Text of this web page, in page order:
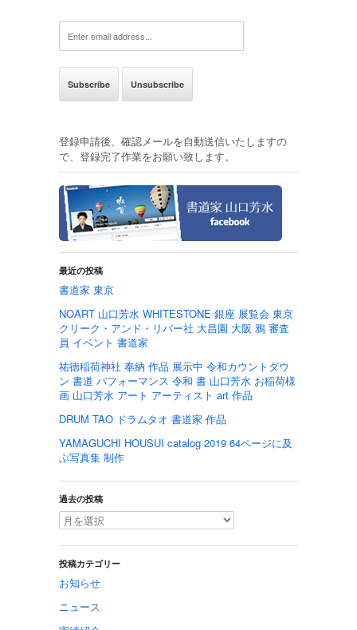
登録申請後、確認メールを自動送信いたしますの
で、登録完了作業をお願い致します。
最近の投稿
書道家 東京
NOART 山口芳水 WHITESTONE 銀座 展覧会 東京
クリーク・アンド・リバー社 大昌園 大阪 鴉 審査
員 イベント 書道家
祐徳稲荷神社 奉納 作品 展示中 令和カウントダウ
ン 書道 パフォーマンス 令和 書 山口芳水 お稲荷様
画 山口芳水 アート アーティスト art 作品
DRUM TAO ドラムタオ 書道家 作品
YAMAGUCHI HOUSUI catalog 2019 64ページに及
ぶ写真集 制作
過去の投稿
投稿カテゴリー
お知らせ
ニュース